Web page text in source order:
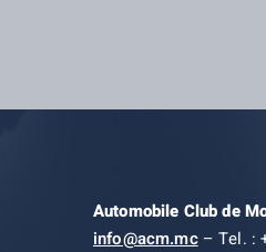
Automobile Club de
info@acm.mc– Tel. :